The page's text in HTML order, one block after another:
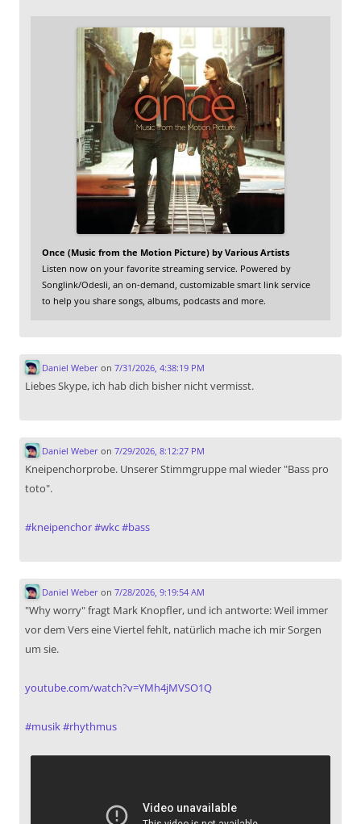
Once (Music from the Motion Picture) by Various Artists
Listen now on your favorite streaming service. Powered by
Songlink/Odesli, an on-demand, customizable smart link service
to help you share songs, albums, podcasts and more.
Daniel Weberon 7/31/2026, 4:38:19 PM
Liebes Skype, ich hab dich bisher nicht vermisst.
Daniel Weberon 7/29/2026, 8:12:27 PM
Kneipenchorprobe. Unserer Stimmgruppe mal wieder "Bass pro
toto".
#kneipenchor#wkc#bass
Daniel Weberon 7/28/2026, 9:19:54 AM
"Why worry" fragt Mark Knopfler, und ich antworte: Weil immer
vor dem Vers eine Viertel fehlt, natürlich mache ich mir Sorgen
um sie.
youtube.com/watch?v=YMh4jMVSO1Q
#musik#rhythmus